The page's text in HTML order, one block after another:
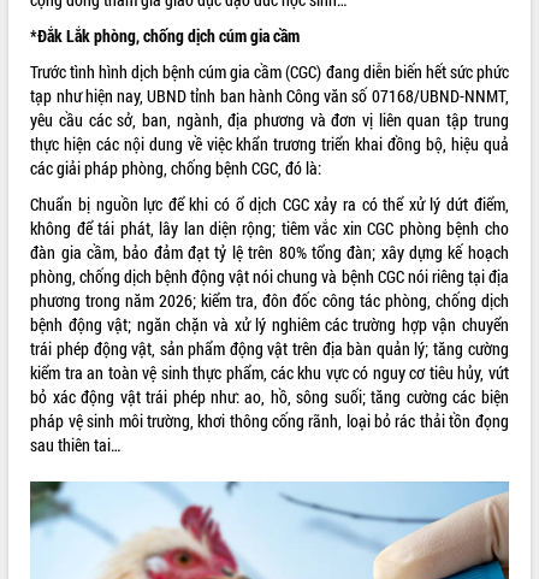
cách mạng
Rà soát, hoàn thiện hệ thống thiết chế
văn hóa, thể thao đáp ứng yêu cầu
phát triển mới
Thường trực HĐND tỉnh Đắk Lắk gặp
mặt Đoàn chuyên gia y tế TP. Hồ Chí
Minh
Lễ truy điệu và an táng hài cốt liệt sĩ
tại Nghĩa trang Liệt sĩ xã Sơn Hòa
Bàn giải pháp tháo gỡ khó khăn trong
xuất khẩu sầu riêng và triển khai quy
định EUDR
Thứ trưởng Bộ Nông nghiệp và Môi
trường Nguyễn Hoàng Hiệp khảo sát
vùng trồng và doanh nghiệp đóng gói
sầu riêng tại Đắk Lắk
Trình diễn nghệ thuật chế biến các
món ăn từ sầu riêng
Đắk Lắk công bố Quy hoạch và xúc
tiến đầu tư tỉnh
Ngành cá ngừ Đắk Lắk chủ động thích
ứng để giữ vững thị trường xuất khẩu
LIÊN KẾT WEB
THỐNG KÊ TRUY CẬP
Hôm nay:
11354
Tất cả:
66097022
*Đắk Lắk phòng, chống dịch cúm gia cầm
Trước tình hình dịch bệnh cúm gia cầm (CGC) đang diễn biến hết sức phức
tạp như hiện nay, UBND tỉnh ban hành Công văn số 07168/UBND-NNMT,
yêu cầu các sở, ban, ngành, địa phương và đơn vị liên quan tập trung
thực hiện các nội dung về việc khẩn trương triển khai đồng bộ, hiệu quả
các giải pháp phòng, chống bệnh CGC, đó là:
Chuẩn bị nguồn lực để khi có ổ dịch CGC xảy ra có thể xử lý dứt điểm,
không để tái phát, lây lan diện rộng; tiêm vắc xin CGC phòng bệnh cho
đàn gia cầm, bảo đảm đạt tỷ lệ trên 80% tổng đàn; xây dựng kế hoạch
phòng, chống dịch bệnh động vật nói chung và bệnh CGC nói riêng tại địa
phương trong năm 2026; kiểm tra, đôn đốc công tác phòng, chống dịch
bệnh động vật; ngăn chặn và xử lý nghiêm các trường hợp vận chuyển
trái phép động vật, sản phẩm động vật trên địa bàn quản lý; tăng cường
kiểm tra an toàn vệ sinh thực phẩm, các khu vực có nguy cơ tiêu hủy, vứt
bỏ xác động vật trái phép như: ao, hồ, sông suối; tăng cường các biện
pháp vệ sinh môi trường, khơi thông cống rãnh, loại bỏ rác thải tồn đọng
sau thiên tai…